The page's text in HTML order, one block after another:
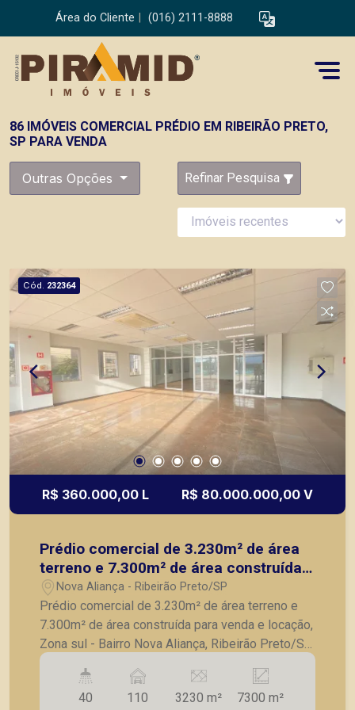
Área do Cliente (016) 2111-8888
86 IMÓVEIS COMERCIAL PRÉDIO EM RIBEIRÃO PRETO,
SP PARA VENDA
Outras Opções Refinar Pesquisa
Cód. 232364
R$ 360.000,00 L R$ 80.000.000,00 V
Prédio comercial de 3.230m² de área
terreno e 7.300m² de área construída
para venda e locação, Zona sul - Bairro
Nova Aliança, Ribeirão Preto/SP.
Nova Aliança - Ribeirão Preto/SP
Prédio comercial de 3.230m² de área terreno e
7.300m² de área construída para venda e locação,
Zona sul - Bairro Nova Aliança, Ribeirão Preto/SP.
- 3.230m² de área terreno e 7.300m² de área
construída - 7 pavimentos - Esquina - Amplo
espaço - Recepção - Cozinha - Copa - 6 lajes
40 110 3230 m² 7300 m²